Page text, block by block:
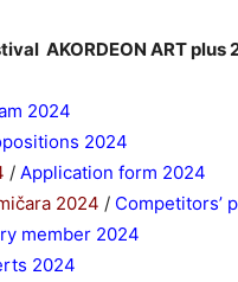
AKORDEON ART plus
2024
2024
/ Application form 2024
2024 / Competitors’
member 2024
2024